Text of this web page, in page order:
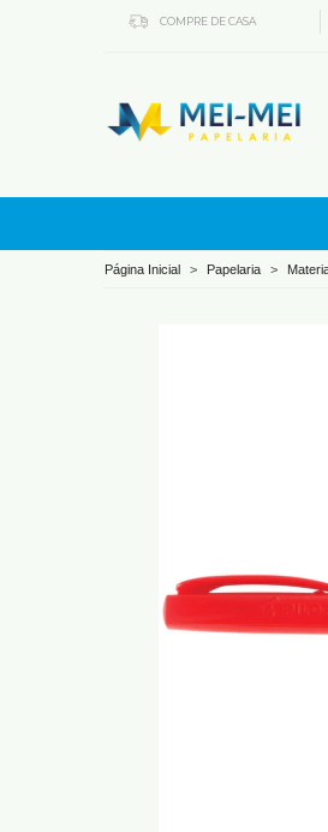
COMPRE DE CASA
Página Inicial > Papelaria >